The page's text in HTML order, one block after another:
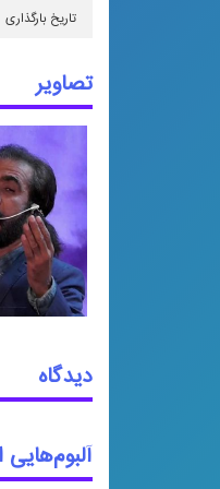
تاریخ بارگذاری
تصاویر
دیدگاه